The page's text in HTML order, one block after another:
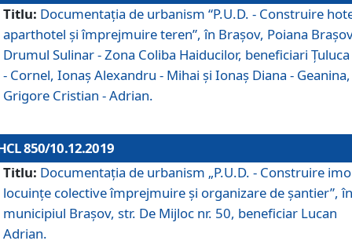
Titlu: Documentaţia de urbanism “P.U.D. - Construire
aparthotel şi împrejmuire teren”, în Braşov, Poiana
Drumul Sulinar - Zona Coliba Haiducilor, beneficiari
- Cornel, Ionaş Alexandru - Mihai şi Ionaş Diana - Geanina,
Grigore Cristian - Adrian.
850/10.12.2019
Titlu: Documentaţia de urbanism „P.U.D. - Construire
locuințe colective împrejmuire și organizare de șantier”, în
municipiul Braşov, str. De Mijloc nr. 50, beneficiar Lucan
Adrian.